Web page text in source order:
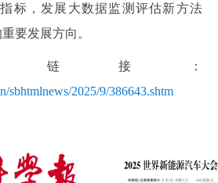
标，发展大数据监测评估新方法
要发展方向。
链接：
sbhtmlnews/2025/9/386643.shtm